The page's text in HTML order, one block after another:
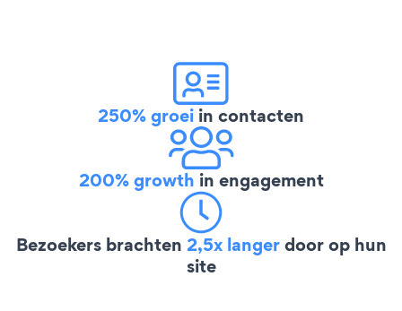
250% groei in contacten
200% growth in engagement
Bezoekers brachten 2,5x langerdoor op hun
site